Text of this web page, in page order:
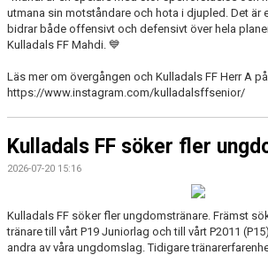
utmana sin motståndare och hota i djupled. Det är
bidrar både offensivt och defensivt över hela
Kulladals FF Mahdi. 💙
Läs mer om övergången och Kulladals FF Herr A
https://www.instagram.com/kulladalsffsenior/
Kulladals FF söker fler
2026-07-20 15:16
Kulladals FF söker fler ungdomstränare. Främst
tränare till vårt P19 Juniorlag och till vårt P2011
andra av våra ungdomslag. Tidigare